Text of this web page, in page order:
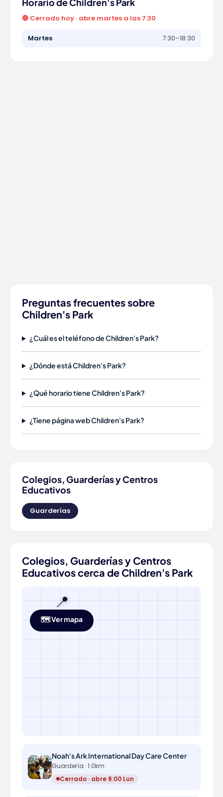
🔴 Cerrado hoy · abre martes a las 7:30
Martes 7:30–18:30
Preguntas frecuentes sobre
Children's Park
¿Cuál es el teléfono de Children's Park?
¿Dónde está Children's Park?
¿Qué horario tiene Children's Park?
¿Tiene página web Children's Park?
Colegios, Guarderías y Centros
Educativos
Guarderías
Colegios, Guarderías y Centros
Educativos cerca de Children's Park
📍
🗺️ Ver mapa
Noah's Ark International Day Care Center
Guardería · 1.0km
Cerrado · abre 8:00 Lun